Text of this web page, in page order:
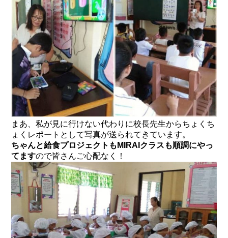
まあ、私が見に行けない代わりに校長先生からちょくち
ょくレポートとして写真が送られてきています。
ちゃんと給食プロジェクトもMIRAIクラスも順調にやっ
てますので皆さんご心配なく！